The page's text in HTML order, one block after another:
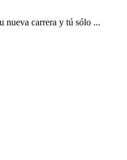
nueva carrera y tú sólo ...